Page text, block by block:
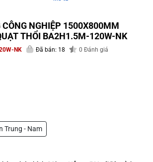
CÔNG NGHIỆP 1500X800MM
THỔI BA2H1.5M-120W-NK
NK Đã bán: 18 0 Đánh giá
Trung - Nam